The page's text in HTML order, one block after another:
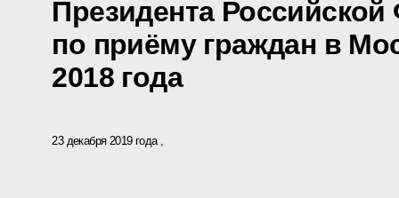
Президента
по приёму граждан в
2018 года
23 декабря 2019 года